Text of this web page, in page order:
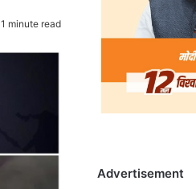
1 minute read
Advertisement